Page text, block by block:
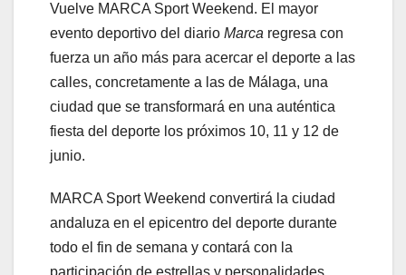
Vuelve MARCA Sport Weekend. El mayor
evento deportivo del diario Marca regresa con
fuerza un año más para acercar el deporte a las
calles, concretamente a las de Málaga, una
ciudad que se transformará en una auténtica
fiesta del deporte los próximos 10, 11 y 12 de
junio.
MARCA Sport Weekend convertirá la ciudad
andaluza en el epicentro del deporte durante
todo el fin de semana y contará con la